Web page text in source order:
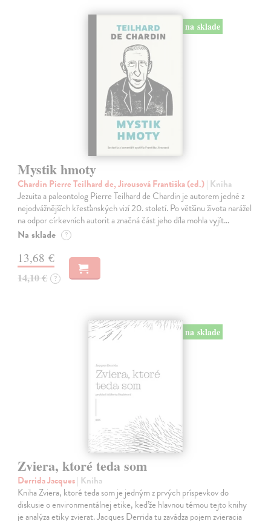
na sklade
Mystik hmoty
Chardin Pierre Teilhard de, Jirousová Františka (ed.)| Kniha
Jezuita a paleontolog Pierre Teilhard de Chardin je autorem jedné z
nejodvážnějších křesťanských vizí 20. století. Po většinu života narážel
na odpor církevních autorit a značná část jeho díla mohla vyjít…
Na sklade ?
13,68 €
14,10 € ?
na sklade
Zviera, ktoré teda som
Derrida Jacques| Kniha
Kniha Zviera, ktoré teda som je jedným z prvých príspevkov do
diskusie o environmentálnej etike, keďže hlavnou témou tejto knihy
je analýza etiky zvierat. Jacques Derrida tu zavádza pojem zvieracia